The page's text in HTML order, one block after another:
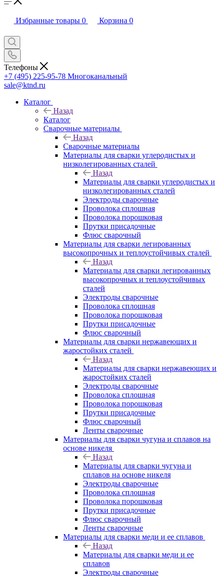
Избранные товары 0 Корзина 0
Телефоны
+7 (495) 225-95-78 Многоканальный
sale@ktnd.ru
Каталог
Назад
Каталог
Сварочные материалы
Назад
Сварочные материалы
Материалы для сварки углеродистых и
низколегированных сталей
Назад
Материалы для сварки углеродистых и
низколегированных сталей
Электроды сварочные
Проволока сплошная
Проволока порошковая
Прутки присадочные
Флюс сварочный
Материалы для сварки легированных
высокопрочных и теплоустойчивых сталей
Назад
Материалы для сварки легированных
высокопрочных и теплоустойчивых
сталей
Электроды сварочные
Проволока сплошная
Проволока порошковая
Прутки присадочные
Флюс сварочный
Материалы для сварки нержавеющих и
жаростойких сталей
Назад
Материалы для сварки нержавеющих и
жаростойких сталей
Электроды сварочные
Проволока сплошная
Проволока порошковая
Прутки присадочные
Флюс сварочный
Ленты сварочные
Материалы для сварки чугуна и сплавов на
основе никеля
Назад
Материалы для сварки чугуна и
сплавов на основе никеля
Электроды сварочные
Проволока сплошная
Проволока порошковая
Прутки присадочные
Флюс сварочный
Ленты сварочные
Материалы для сварки меди и ее сплавов
Назад
Материалы для сварки меди и ее
сплавов
Электроды сварочные